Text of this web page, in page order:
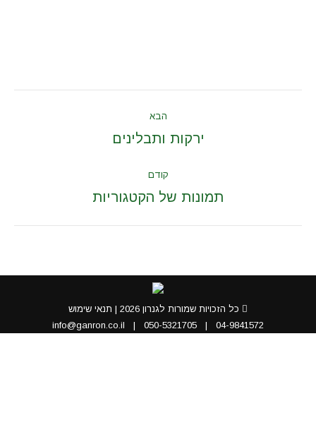
navigation
קודם
Previous
תמונות של הקטגוריות
הבא
Next
ירקות ותבלינים
כל הזכויות שמורות לגנרון 2026 |
תנאי שימוש
04-9841572
|
050-5321705
|
info@ganron.co.il